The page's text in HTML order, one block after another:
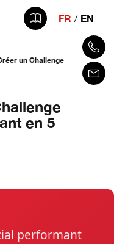
FR EN
un Challenge
en 5
performant